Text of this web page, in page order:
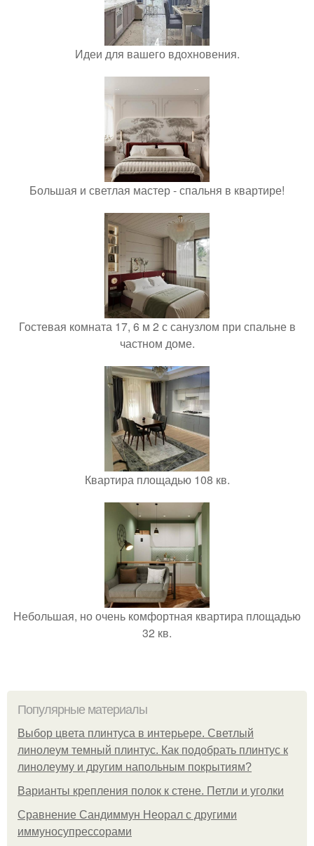
Идеи для вашего вдохновения.
Большая и светлая мастер - спальня в квартире!
Гостевая комната 17, 6 м 2 с санузлом при спальне в
частном доме.
Квартира площадью 108 кв.
Небольшая, но очень комфортная квартира площадью
32 кв.
Популярные материалы
Выбор цвета плинтуса в интерьере. Светлый
линолеум темный плинтус. Как подобрать плинтус к
линолеуму и другим напольным покрытиям?
Варианты крепления полок к стене. Петли и уголки
Сравнение Сандиммун Неорал с другими
иммуносупрессорами